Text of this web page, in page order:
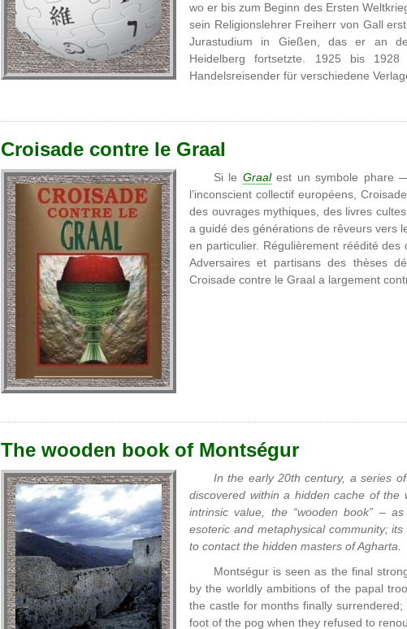
wo er bis zum Beginn des Ersten
sein Religionslehrer Freiherr von Gall
Jurastudium in Gießen, das er an
Heidelberg fortsetzte. 1925 bis
Handelsreisender für verschiedene
Croisade contre le Graal
Si le Graalest un symbole phare
l’inconscient collectif européens,
des ouvrages mythiques, des livres
a guidé des générations de rêveurs vers
en particulier. Régulièrement réédité
Adversaires et partisans des thèses
Croisade contre le Graal a largement
The wooden book of Montségur
In the early 20th century, a series
discovered within a hidden cache of the
intrinsic value, the “wooden book” –
esoteric and metaphysical community;
to contact the hidden masters of Agharta.
Montségur is seen as the final
by the worldly ambitions of the papal
the castle for months finally
foot of the pog when they refused to